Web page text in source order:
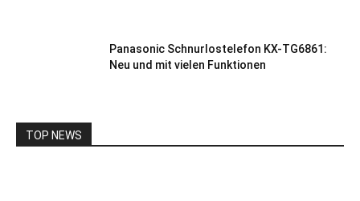
Panasonic Schnurlostelefon KX-TG6861:
Neu und mit vielen Funktionen
TOP NEWS